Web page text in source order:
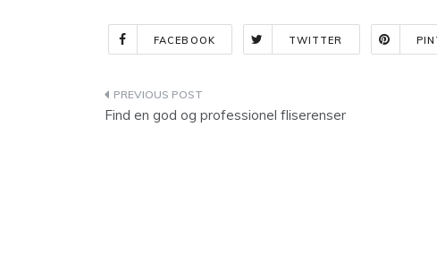
FACEBOOK TWITTER
Indlægsnavigation
Find en god og professionel fliserenser